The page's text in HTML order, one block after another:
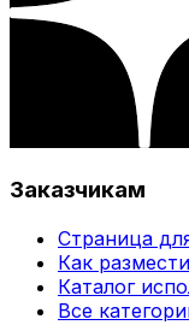
Заказчикам
Страница
Как
Каталог
Все